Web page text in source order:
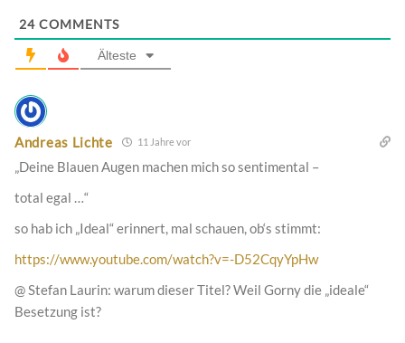
24 COMMENTS
Älteste
Andreas Lichte 11 Jahre vor
„Deine Blauen Augen machen mich so sentimental –
total egal …“
so hab ich „Ideal“ erinnert, mal schauen, ob‘s stimmt:
https://www.youtube.com/watch?v=-D52CqyYpHw
@ Stefan Laurin: warum dieser Titel? Weil Gorny die „ideale“
Besetzung ist?